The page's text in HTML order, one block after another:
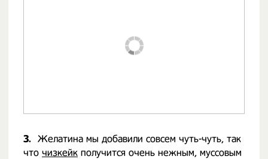
3. Желатина мы добавили совсем чуть-чуть, так
что чизкейк получится очень нежным, муссовым